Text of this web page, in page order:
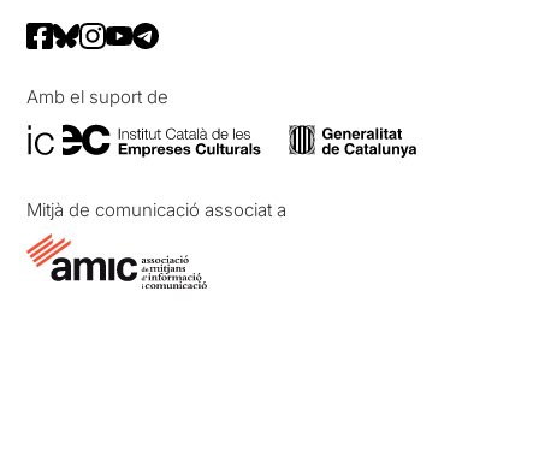
Amb el suport de
Mitjà de comunicació associat a